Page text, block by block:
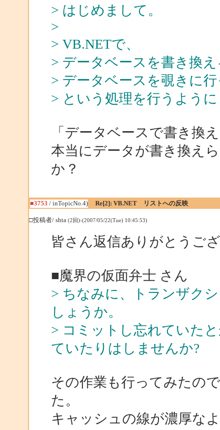
> はじめまして。
>
> VB.NETで、
> データベースを書き換
> データベースを覗きに
> という処理を行うよう
「データベースで書き換
本当にデータが書き換え
か？
■3753 / inTopicNo.4) Re[2]: VB.NET リストへの反映
□投稿者/ shta (2回)-(2007/05/22(Tue) 10:45:53)
皆さん返信ありがとうご
■魔界の仮面弁士 さん
> ちなみに、トランザク
しょうか。
> コミットし忘れていた
ていたりはしませんか?
その作業も行ってみたの
た。
キャッシュの線が濃厚な